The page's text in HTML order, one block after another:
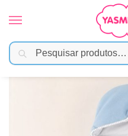
Início Enxoval / Mantas e Cobertores